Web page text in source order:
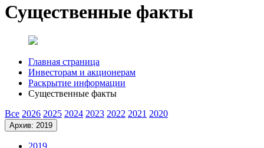
Существенные факты
Главная страница
Инвесторам и акционерам
Раскрытие информации
Существенные факты
Все 2026 2025 2024 2023 2022 2021 2020
Архив: 2019